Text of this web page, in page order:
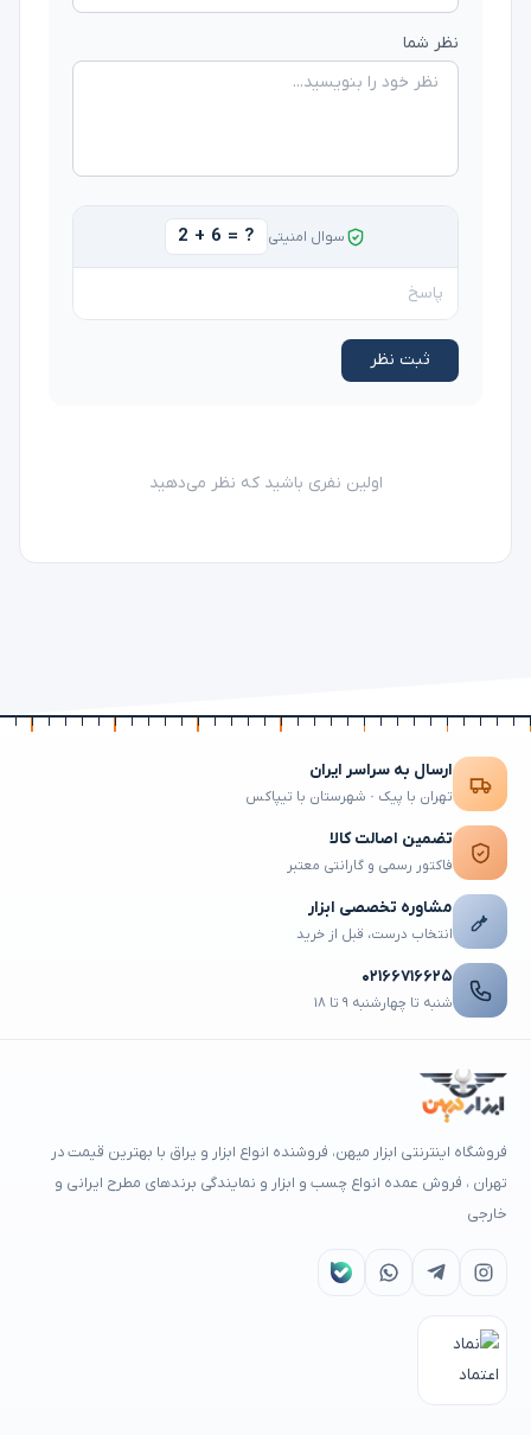
نظر شما
سوال امنیتی 2 + 6 = ?
ثبت نظر
اولین نفری باشید که نظر می‌دهید
ارسال به سراسر ایران
تهران با پیک · شهرستان با تیپاکس
تضمین اصالت کالا
فاکتور رسمی و گارانتی معتبر
مشاوره تخصصی ابزار
انتخاب درست، قبل از خرید
۰۲۱۶۶۷۱۶۶۲۵
شنبه تا چهارشنبه ۹ تا ۱۸
فروشگاه اینترنتی ابزار میهن، فروشنده انواع ابزار و یراق با بهترین قیمت در
تهران ، فروش عمده انواع چسب و ابزار و نمایندگی برندهای مطرح ایرانی و
خارجی